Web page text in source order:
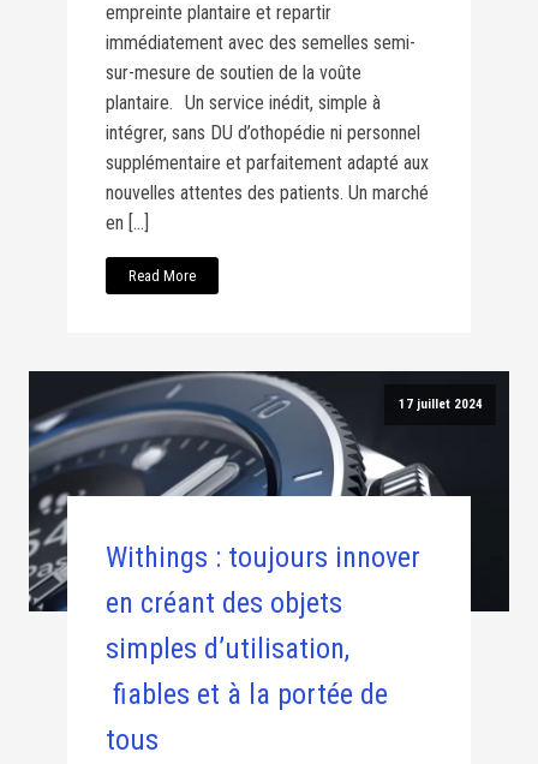
empreinte plantaire et repartir
immédiatement avec des semelles semi-
sur-mesure de soutien de la voûte
plantaire. Un service inédit, simple à
intégrer, sans DU d’othopédie ni personnel
supplémentaire et parfaitement adapté aux
nouvelles attentes des patients. Un marché
en […]
Read More
17 juillet 2024
Withings : toujours innover
en créant des objets
simples d’utilisation,
fiables et à la portée de
tous